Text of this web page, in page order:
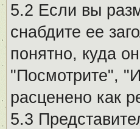
5.2 Если вы
снабдите ее
понятно, куда
"Посмотрите",
расценено как
5.3